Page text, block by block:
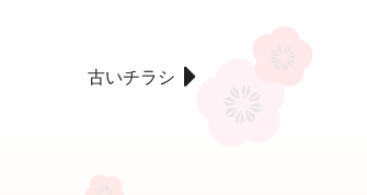
古いチラシ